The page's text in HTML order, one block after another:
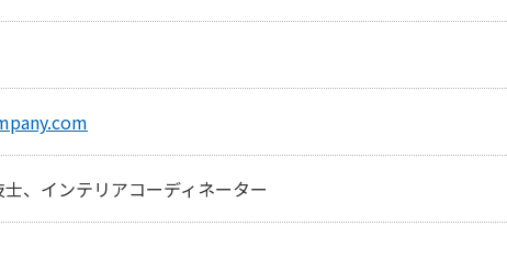
、インテリアコーディネーター